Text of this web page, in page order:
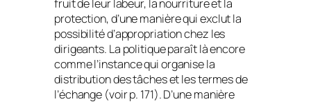
fruit de leur labeur, la nourriture et la
protection, d’une manière qui exclut la
possibilité d’appropriation chez les
dirigeants. La politique paraît là encore
comme l’instance qui organise la
distribution des tâches et les termes de
l’échange (voir p. 171). D’une manière